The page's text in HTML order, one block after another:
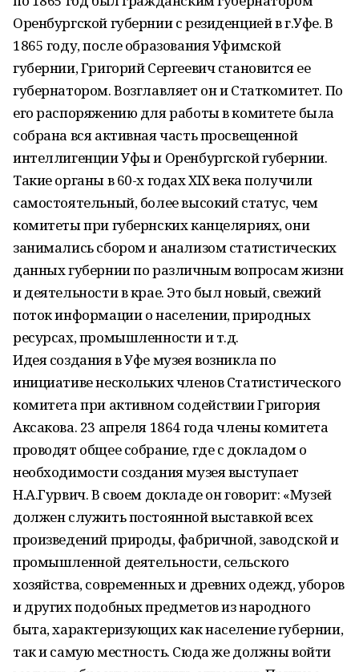
Оренбургской губернии с резиденцией в г.Уфе. В
1865 году, после образования Уфимской
губернии, Григорий Сергеевич становится ее
губернатором. Возглавляет он и Статкомитет. По
его распоряжению для работы в комитете была
собрана вся активная часть просвещенной
интеллигенции Уфы и Оренбургской губернии.
Такие органы в 60-х годах XIX века получили
самостоятельный, более высокий статус, чем
комитеты при губернских канцеляриях, они
занимались сбором и анализом статистических
данных губернии по различным вопросам жизни
и деятельности в крае. Это был новый, свежий
поток информации о населении, природных
ресурсах, промышленности и т.д.
Идея создания в Уфе музея возникла по
инициативе нескольких членов Статистического
комитета при активном содействии Григория
Аксакова. 23 апреля 1864 года члены комитета
проводят общее собрание, где с докладом о
необходимости создания музея выступает
Н.А.Гурвич. В своем докладе он говорит: «Музей
должен служить постоянной выставкой всех
произведений природы, фабричной, заводской и
промышленной деятельности, сельского
хозяйства, современных и древних одежд, уборов
и других подобных предметов из народного
быта, характеризующих как население губернии,
так и самую местность. Сюда же должны войти